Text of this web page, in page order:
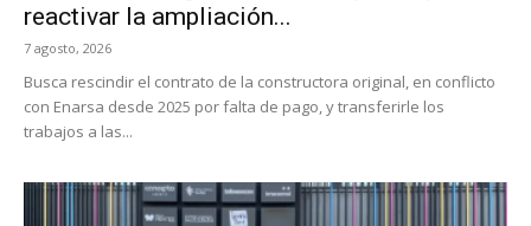
reactivar la ampliación...
7 agosto, 2026
Busca rescindir el contrato de la constructora original, en conflicto
con Enarsa desde 2025 por falta de pago, y transferirle los
trabajos a las...